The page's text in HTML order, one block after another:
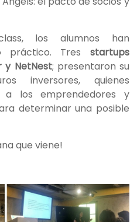
los alumnos han
práctico. Tres startups
y NetNest; presentaron su
inversores, quienes
a los emprendedores y
determinar una posible
que viene!